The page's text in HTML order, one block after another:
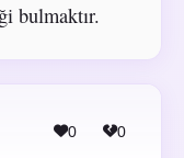
bulmaktır.
0 0